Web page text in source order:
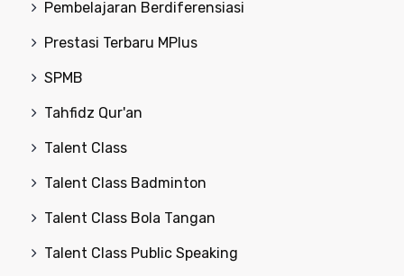
Pembelajaran Berdiferensiasi
Prestasi Terbaru MPlus
SPMB
Tahfidz Qur'an
Talent Class
Talent Class Badminton
Talent Class Bola Tangan
Talent Class Public Speaking